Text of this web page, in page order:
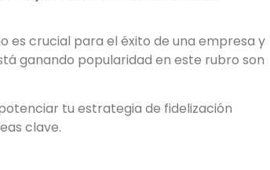
es crucial para el éxito de una empresa y
ganando popularidad en este rubro son
tu estrategia de fidelización
clave.